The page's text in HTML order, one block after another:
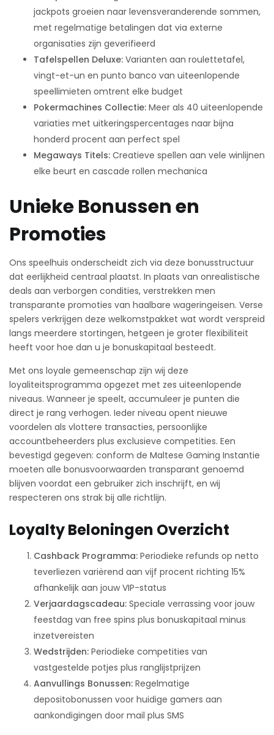
jackpots groeien naar levensveranderende sommen,
met regelmatige betalingen dat via externe
organisaties zijn geverifieerd
Tafelspellen Deluxe: Varianten aan roulettetafel,
vingt-et-un en punto banco van uiteenlopende
speellimieten omtrent elke budget
Pokermachines Collectie: Meer als 40 uiteenlopende
variaties met uitkeringspercentages naar bijna
honderd procent aan perfect spel
Megaways Titels: Creatieve spellen aan vele winlijnen
elke beurt en cascade rollen mechanica
Unieke Bonussen en
Promoties
Ons speelhuis onderscheidt zich via deze bonusstructuur
dat eerlijkheid centraal plaatst. In plaats van onrealistische
deals aan verborgen condities, verstrekken men
transparante promoties van haalbare wageringeisen. Verse
spelers verkrijgen deze welkomstpakket wat wordt verspreid
langs meerdere stortingen, hetgeen je groter flexibiliteit
heeft voor hoe dan u je bonuskapitaal besteedt.
Met ons loyale gemeenschap zijn wij deze
loyaliteitsprogramma opgezet met zes uiteenlopende
niveaus. Wanneer je speelt, accumuleer je punten die
direct je rang verhogen. Ieder niveau opent nieuwe
voordelen als vlottere transacties, persoonlijke
accountbeheerders plus exclusieve competities. Een
bevestigd gegeven: conform de Maltese Gaming Instantie
moeten alle bonusvoorwaarden transparant genoemd
blijven voordat een gebruiker zich inschrijft, en wij
respecteren ons strak bij alle richtlijn.
Loyalty Beloningen Overzicht
Cashback Programma: Periodieke refunds op netto
teverliezen variërend aan vijf procent richting 15%
afhankelijk aan jouw VIP-status
Verjaardagscadeau: Speciale verrassing voor jouw
feestdag van free spins plus bonuskapitaal minus
inzetvereisten
Wedstrijden: Periodieke competities van
vastgestelde potjes plus ranglijstprijzen
Aanvullings Bonussen: Regelmatige
depositobonussen voor huidige gamers aan
aankondigingen door mail plus SMS